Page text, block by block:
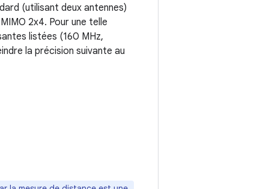
(utilisant deux antennes)
2x4. Pour une telle
listées (160 MHz,
la précision suivante au